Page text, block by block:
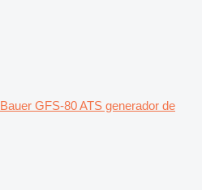
Bauer GFS-80 ATS generador de